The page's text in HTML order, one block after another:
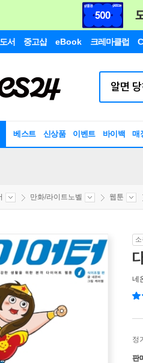
서 중고샵 eBook 크레마클럽
베스트 신상품 이벤트 바이백 매
만화/라이트노벨 웹툰
네
정
판